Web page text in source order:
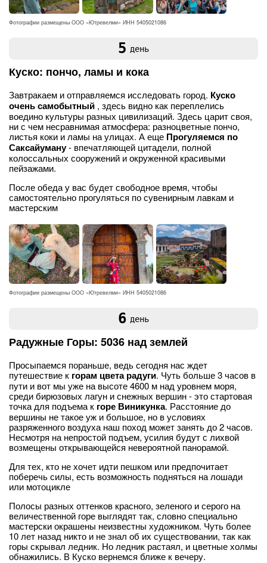
Фотографии размещены ООО «Ютревелми» ИНН 5405021086
5 день
Куско: пончо, ламы и кока
Завтракаем и отправляемся исследовать город. Куско
очень самобытный , здесь видно как переплелись
воедино культуры разных цивилизаций. Здесь царит своя,
ни с чем несравнимая атмосфера: разноцветные пончо,
листья коки и ламы на улицах. А еще Прогуляемся по
Саксайуману- впечатляющей цитадели, полной
колоссальных сооружений и окруженной красивыми
пейзажами.
После обеда у вас будет свободное время, чтобы
самостоятельно прогуляться по сувенирным лавкам и
мастерским
Фотографии размещены ООО «Ютревелми» ИНН 5405021086
6 день
Радужные Горы: 5036 над землей
Просыпаемся пораньше, ведь сегодня нас ждет
путешествие к горам цвета радуги. Чуть больше 3 часов в
пути и вот мы уже на высоте 4600 м над уровнем моря,
среди бирюзовых лагун и снежных вершин - это стартовая
точка для подъема к горе Виникунка. Расстояние до
вершины не такое уж и большое, но в условиях
разряженного воздуха наш поход может занять до 2 часов.
Несмотря на непростой подъем, усилия будут с лихвой
возмещены открывающейся невероятной панорамой.
Для тех, кто не хочет идти пешком или предпочитает
поберечь силы, есть возможность подняться на лошади
или мотоцикле
Полосы разных оттенков красного, зеленого и серого на
величественной горе выглядят так, словно специально
мастерски окрашены неизвестны художником. Чуть более
10 лет назад никто и не знал об их существовании, так как
горы скрывал ледник. Но ледник растаял, и цветные холмы
обнажились. В Куско вернемся ближе к вечеру.